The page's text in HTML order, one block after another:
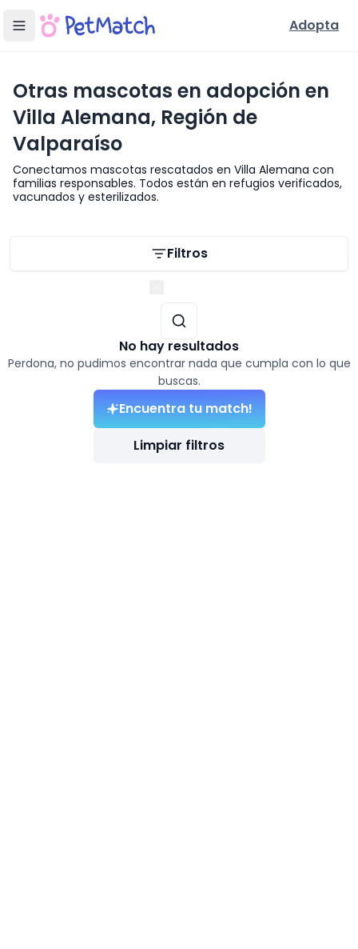
Adopta
Otras mascotas en adopción en
Villa Alemana, Región de
Valparaíso
Conectamos mascotas rescatados en Villa Alemana con
familias responsables. Todos están en refugios verificados,
vacunados y esterilizados.
Filtros
No hay resultados
Perdona, no pudimos encontrar nada que cumpla con lo que
buscas.
Encuentra tu match!
Limpiar filtros